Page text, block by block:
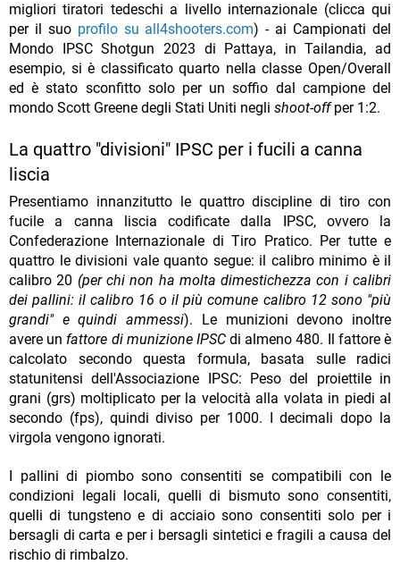
migliori tiratori tedeschi a livello internazionale (clicca qui
per il suo profilo su all4shooters.com) - ai Campionati del
Mondo IPSC Shotgun 2023 di Pattaya, in Tailandia, ad
esempio, si è classificato quarto nella classe Open/Overall
ed è stato sconfitto solo per un soffio dal campione del
mondo Scott Greene degli Stati Uniti negli shoot-offper 1:2.
La quattro "divisioni" IPSC per i fucili a canna
liscia
Presentiamo innanzitutto le quattro discipline di tiro con
fucile a canna liscia codificate dalla IPSC, ovvero la
Confederazione Internazionale di Tiro Pratico. Per tutte e
quattro le divisioni vale quanto segue: il calibro minimo è il
calibro 20 (per chi non ha molta dimestichezza con i calibri
dei pallini: il calibro 16 o il più comune calibro 12 sono "più
grandi" e quindi ammessi). Le munizioni devono inoltre
avere un fattore di munizione IPSCdi almeno 480. Il fattore è
calcolato secondo questa formula, basata sulle radici
statunitensi dell'Associazione IPSC: Peso del proiettile in
grani (grs) moltiplicato per la velocità alla volata in piedi al
secondo (fps), quindi diviso per 1000. I decimali dopo la
virgola vengono ignorati.
I pallini di piombo sono consentiti se compatibili con le
condizioni legali locali, quelli di bismuto sono consentiti,
quelli di tungsteno e di acciaio sono consentiti solo per i
bersagli di carta e per i bersagli sintetici e fragili a causa del
rischio di rimbalzo.